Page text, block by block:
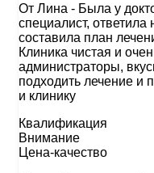
От Лина - Была у
специалист,
составила план
Клиника чистая и
администраторы,
подходить лечение и
и клинику
Квалификация
Внимание
Цена-качество